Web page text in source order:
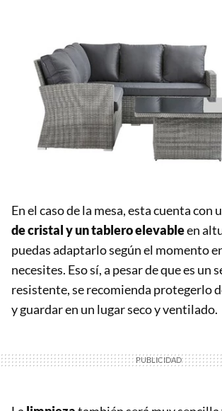
En el caso de la mesa, esta cuenta con
de cristal y un tablero elevableen
puedas adaptarlo según el momento
necesites. Eso sí, a pesar de que es un
resistente, se recomienda protegerlo
y guardar en un lugar seco y ventilado.